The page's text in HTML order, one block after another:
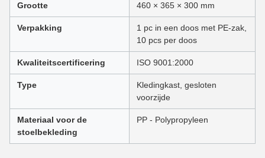
Grootte 460 × 365 × 300 mm
Verpakking
1 pc in een doos met PE-zak,
10 pcs per doos
Kwaliteitscertificering ISO 9001:2000
Type
Kledingkast, gesloten
voorzijde
Materiaal voor de
stoelbekleding
PP - Polypropyleen